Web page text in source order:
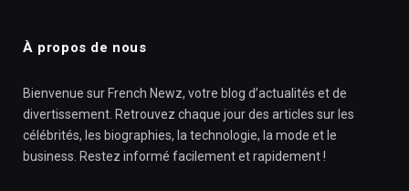
À propos de nous
Bienvenue sur French Newz, votre blog d’actualités et de
divertissement. Retrouvez chaque jour des articles sur les
célébrités, les biographies, la technologie, la mode et le
business. Restez informé facilement et rapidement !